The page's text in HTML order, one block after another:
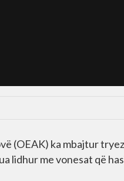
(OEAK) ka mbajtur
lidhur me vonesat që